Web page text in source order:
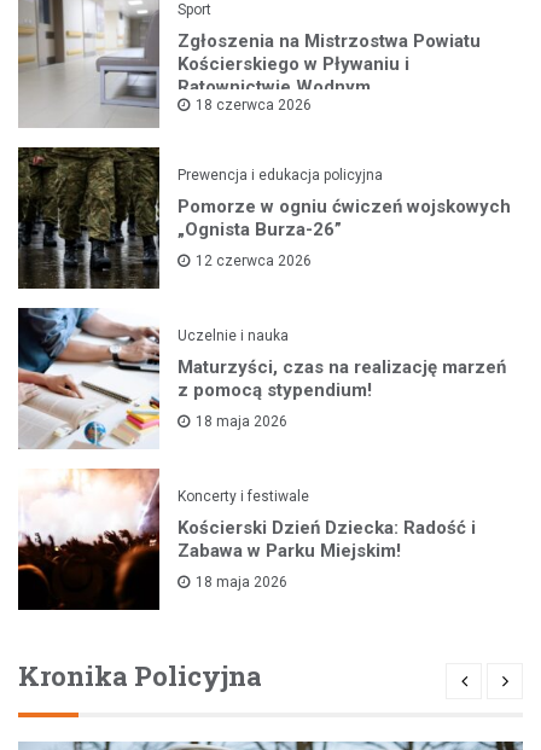
Sport
Zgłoszenia na Mistrzostwa Powiatu
Kościerskiego w Pływaniu i
Ratownictwie Wodnym
18 czerwca 2026
Prewencja i edukacja policyjna
Pomorze w ogniu ćwiczeń wojskowych
„Ognista Burza-26”
12 czerwca 2026
Uczelnie i nauka
Maturzyści, czas na realizację marzeń
z pomocą stypendium!
18 maja 2026
Koncerty i festiwale
Kościerski Dzień Dziecka: Radość i
Zabawa w Parku Miejskim!
18 maja 2026
Kronika Policyjna